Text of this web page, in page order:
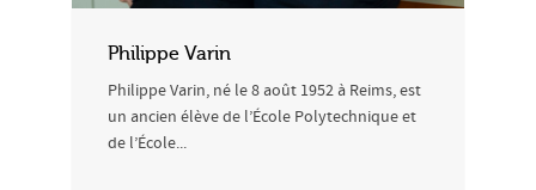
Philippe Varin
Philippe Varin, né le 8 août 1952 à Reims, est
un ancien élève de l’École Polytechnique et
de l’École...